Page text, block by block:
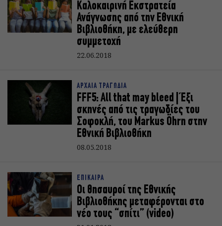
Καλοκαιρινή Εκστρατεία
Ανάγνωσης από την Εθνική
Βιβλιοθήκη, με ελεύθερη
συμμετοχή
22.06.2018
ΑΡΧΑΙΑ ΤΡΑΓΩΔΙΑ
FFF5: All that may bleed | Έξι
σκηνές από τις τραγωδίες του
Σοφοκλή, του Markus Öhrn στην
Εθνική Βιβλιοθήκη
08.05.2018
ΕΠΙΚΑΙΡΑ
Οι θησαυροί της Εθνικής
Βιβλιοθήκης μεταφέρονται στο
νέο τους “σπίτι” (video)